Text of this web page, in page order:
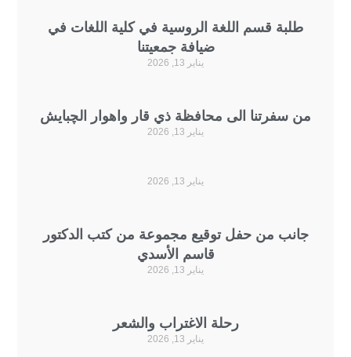
قسم اللغة الروسية في كلية اللغات في
ضيافة جمعيتنا
سفرتنا الى محافظة ذي قار واهوار الچبايش
من حفل توقيع مجموعة من كتب الدكتور
قاسم الأسدي
رحلة الاغتراب والشعر